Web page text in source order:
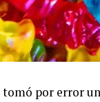
tomó por error